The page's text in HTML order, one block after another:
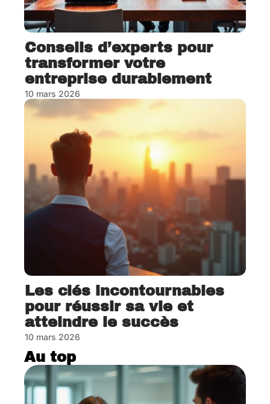
Conseils d’experts pour
transformer votre
entreprise durablement
10 mars 2026
Les clés incontournables
pour réussir sa vie et
atteindre le succès
10 mars 2026
Au top